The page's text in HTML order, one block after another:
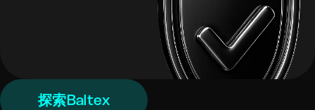
探索Baltex